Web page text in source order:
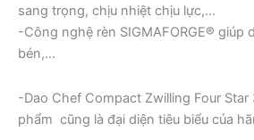
sang trọng, chịu nhiệt chịu lực,…
-Công nghệ rèn SIGMAFORGE® giúp
bén,…
-Dao Chef Compact Zwilling Four Star
phẩm cũng là đại diện tiêu biểu của